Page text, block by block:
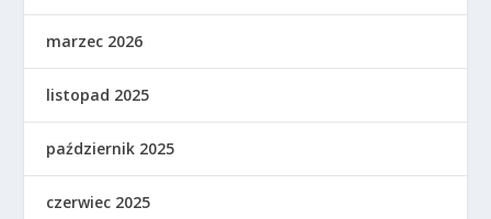
marzec 2026
listopad 2025
październik 2025
czerwiec 2025